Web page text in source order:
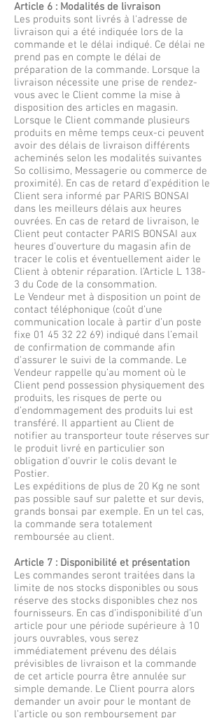
Article 6 : Modalités de livraison
Les produits sont livrés à l'adresse de
livraison qui a été indiquée lors de la
commande et le délai indiqué. Ce délai ne
prend pas en compte le délai de
préparation de la commande. Lorsque la
livraison nécessite une prise de rendez-
vous avec le Client comme la mise à
disposition des articles en magasin.
Lorsque le Client commande plusieurs
produits en même temps ceux-ci peuvent
avoir des délais de livraison différents
acheminés selon les modalités suivantes
So collisimo, Messagerie ou commerce de
proximité). En cas de retard d’expédition le
Client sera informé par PARIS BONSAI
dans les meilleurs délais aux heures
ouvrées. En cas de retard de livraison, le
Client peut contacter PARIS BONSAI aux
heures d’ouverture du magasin afin de
tracer le colis et éventuellement aider le
Client à obtenir réparation. l’Article L 138-
3 du Code de la consommation.
Le Vendeur met à disposition un point de
contact téléphonique (coût d’une
communication locale à partir d’un poste
fixe 01 45 32 22 69) indiqué dans l’email
de confirmation de commande afin
d'assurer le suivi de la commande. Le
Vendeur rappelle qu’au moment où le
Client pend possession physiquement des
produits, les risques de perte ou
d’endommagement des produits lui est
transféré. Il appartient au Client de
notifier au transporteur toute réserves sur
le produit livré en particulier son
obligation d’ouvrir le colis devant le
Postier.
Les expéditions de plus de 20 Kg ne sont
pas possible sauf sur palette et sur devis,
grands bonsai par exemple. En un tel cas,
la commande sera totalement
remboursée au client.
Article 7 : Disponibilité et présentation
Les commandes seront traitées dans la
limite de nos stocks disponibles ou sous
réserve des stocks disponibles chez nos
fournisseurs. En cas d’indisponibilité d’un
article pour une période supérieure à 10
jours ouvrables, vous serez
immédiatement prévenu des délais
prévisibles de livraison et la commande
de cet article pourra être annulée sur
simple demande. Le Client pourra alors
demander un avoir pour le montant de
l’article ou son remboursement par